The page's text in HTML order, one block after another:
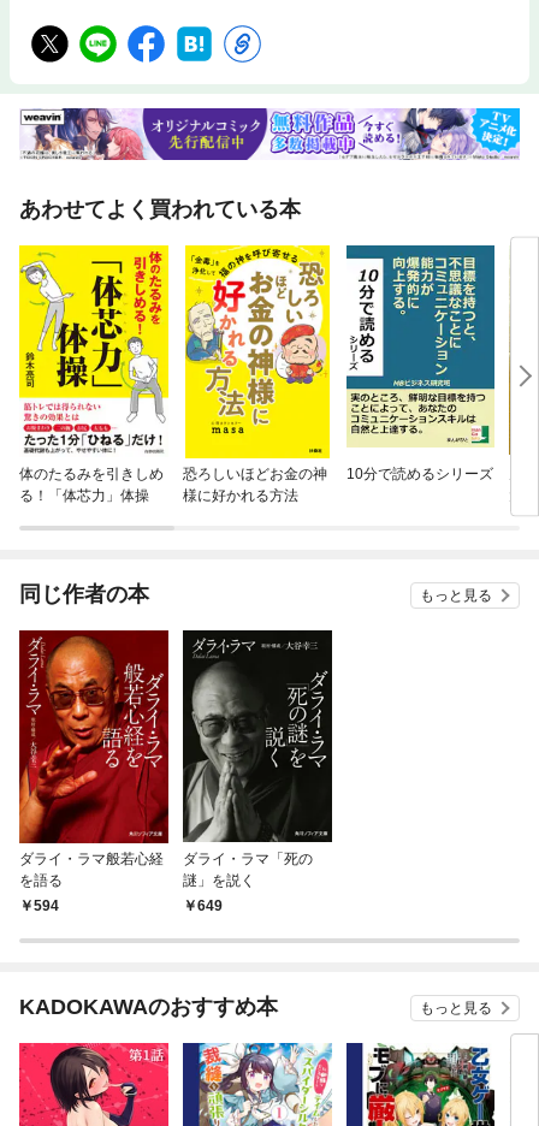
あわせてよく買われている本
体のたるみを引きしめ
る！「体芯力」体操
恐ろしいほどお金の神
様に好かれる方法
10分で読めるシリーズ
文
同じ作者の本 もっと見る
ダライ・ラマ般若心経
を語る
594
ダライ・ラマ「死の
謎」を説く
649
KADOKAWAのおすすめ本 もっと見る